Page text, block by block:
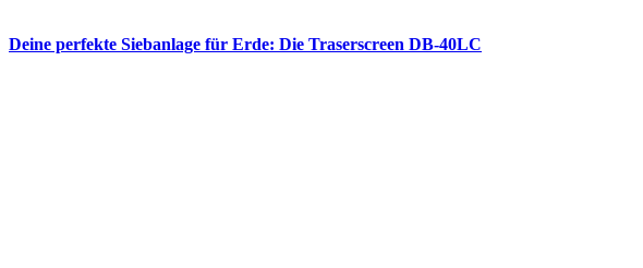
Deine perfekte Siebanlage für Erde: Die Traserscreen DB-40LC